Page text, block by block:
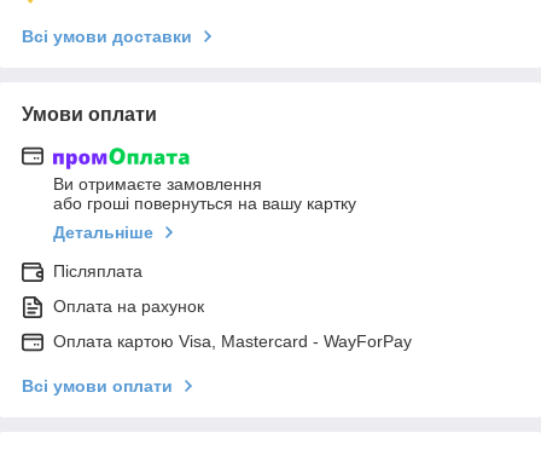
Всі умови доставки
Умови оплати
Ви отримаєте замовлення
або гроші повернуться на вашу картку
Детальніше
Післяплата
Оплата на рахунок
Оплата картою Visa, Mastercard - WayForPay
Всі умови оплати